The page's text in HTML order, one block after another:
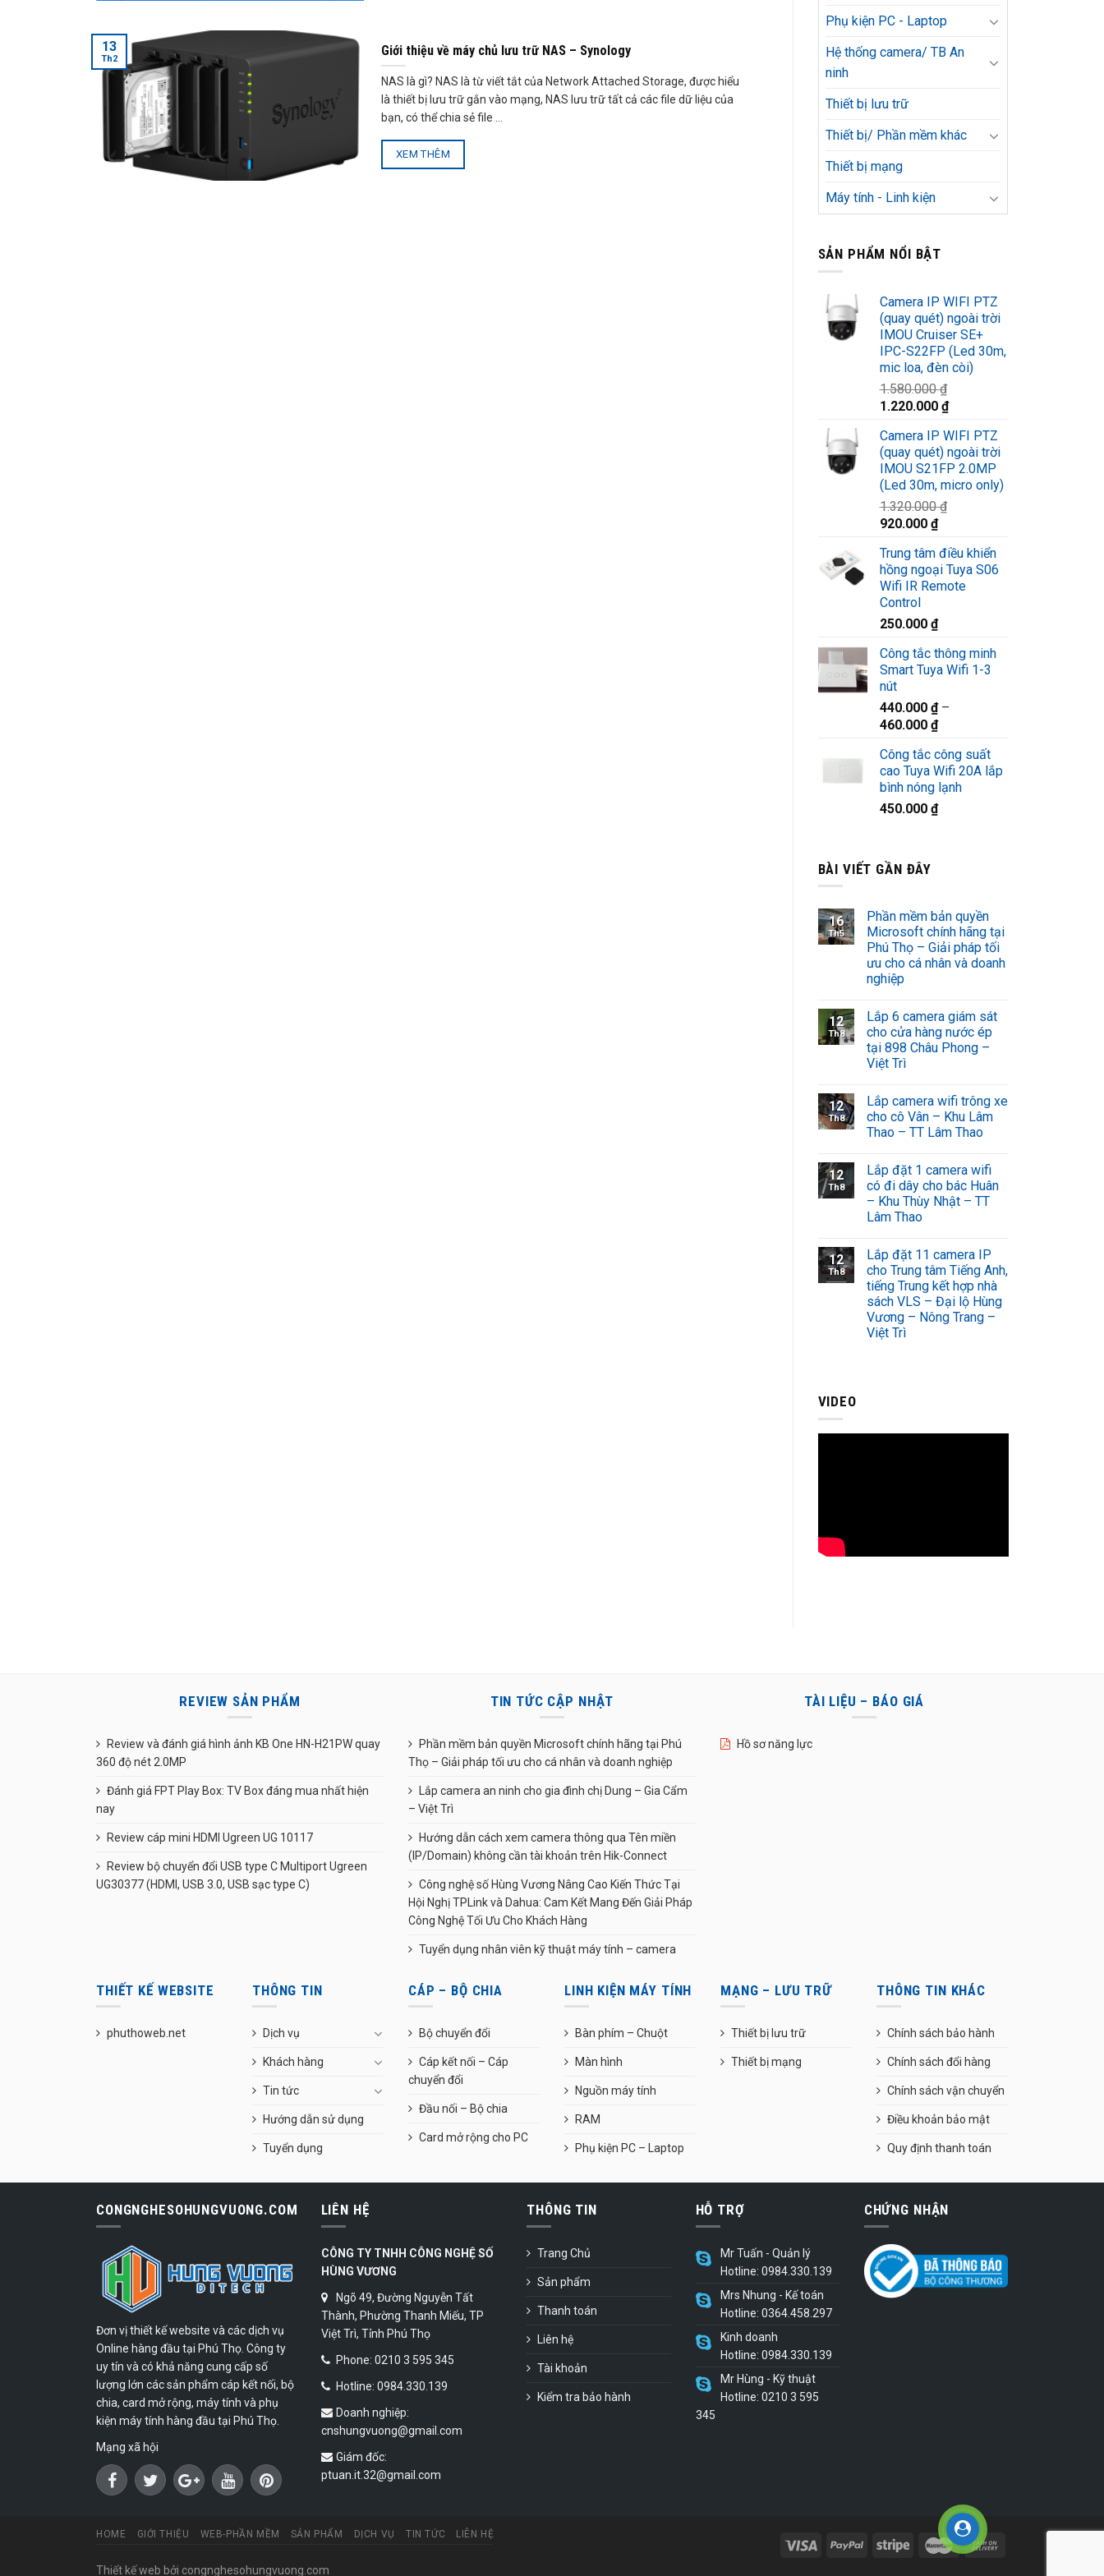
Giới thiệu về máy chủ lưu trữ NAS – Synology
NAS là gì? NAS là từ viết tắt của Network Attached Storage, được hiểu
là thiết bị lưu trữ gắn vào mạng, NAS lưu trữ tất cả các file dữ liệu của
bạn, có thể chia sẻ file ...
XEM THÊM
13
Th2
Phụ kiện PC - Laptop
Hệ thống camera/ TB An
ninh
Thiết bị lưu trữ
Thiết bị/ Phần mềm khác
Thiết bị mạng
Máy tính - Linh kiện
SẢN PHẨM NỔI BẬT
Camera IP WIFI PTZ
(quay quét) ngoài trời
IMOU Cruiser SE+
IPC-S22FP (Led 30m,
mic loa, đèn còi)
1.580.000₫
Giá
là:
1.580.000 ₫.
1.220.000 ₫Giá
tại
là:
1.220.000 ₫.
Camera IP WIFI PTZ
(quay quét) ngoài trời
IMOU S21FP 2.0MP
(Led 30m, micro only)
1.320.000₫
Giá
là:
1.320.000 ₫.
920.000 ₫Giá
tại
là:
920.000 ₫.
Trung tâm điều khiển
hồng ngoại Tuya S06
Wifi IR Remote
Control
250.000 ₫
Công tắc thông minh
Smart Tuya Wifi 1-3
nút
440.000 ₫–
460.000 ₫
Công tắc công suất
cao Tuya Wifi 20A lắp
bình nóng lạnh
450.000 ₫
BÀI VIẾT GẦN ĐÂY
16
Th5
Phần mềm bản quyền
Microsoft chính hãng tại
Phú Thọ – Giải pháp tối
ưu cho cá nhân và doanh
nghiệp
12
Th8
Lắp 6 camera giám sát
cho cửa hàng nước ép
tại 898 Châu Phong –
Việt Trì
12
Th8
Lắp camera wifi trông xe
cho cô Vân – Khu Lâm
Thao – TT Lâm Thao
12
Th8
Lắp đặt 1 camera wifi
có đi dây cho bác Huân
– Khu Thùy Nhật – TT
Lâm Thao
12
Th8
Lắp đặt 11 camera IP
cho Trung tâm Tiếng Anh,
tiếng Trung kết hợp nhà
sách VLS – Đại lộ Hùng
Vương – Nông Trang –
Việt Trì
VIDEO
REVIEW SẢN PHẨM
Review và đánh giá hình ảnh KB One HN-H21PW quay
360 độ nét 2.0MP
Đánh giá FPT Play Box: TV Box đáng mua nhất hiện
nay
Review cáp mini HDMI Ugreen UG 10117
Review bộ chuyển đổi USB type C Multiport Ugreen
UG30377 (HDMI, USB 3.0, USB sạc type C)
TIN TỨC CẬP NHẬT
Phần mềm bản quyền Microsoft chính hãng tại Phú
Thọ – Giải pháp tối ưu cho cá nhân và doanh nghiệp
Lắp camera an ninh cho gia đình chị Dung – Gia Cẩm
– Việt Trì
Hướng dẫn cách xem camera thông qua Tên miền
(IP/Domain) không cần tài khoản trên Hik-Connect
Công nghệ số Hùng Vương Nâng Cao Kiến Thức Tại
Hội Nghị TPLink và Dahua: Cam Kết Mang Đến Giải Pháp
Công Nghệ Tối Ưu Cho Khách Hàng
Tuyển dụng nhân viên kỹ thuật máy tính – camera
TÀI LIỆU – BÁO GIÁ
Hồ sơ năng lực
THIẾT KẾ WEBSITE
phuthoweb.net
THÔNG TIN
Dịch vụ
Khách hàng
Tin tức
Hướng dẫn sử dụng
Tuyển dụng
CÁP – BỘ CHIA
Bộ chuyển đổi
Cáp kết nối – Cáp
chuyển đổi
Đầu nối – Bộ chia
Card mở rộng cho PC
LINH KIỆN MÁY TÍNH
Bàn phím – Chuột
Màn hình
Nguồn máy tính
RAM
Phụ kiện PC – Laptop
MẠNG – LƯU TRỮ
Thiết bị lưu trữ
Thiết bị mạng
THÔNG TIN KHÁC
Chính sách bảo hành
Chính sách đổi hàng
Chính sách vận chuyển
Điều khoản bảo mật
Quy định thanh toán
CONGNGHESOHUNGVUONG.COM
Đơn vị thiết kế website và các dịch vụ
Online hàng đầu tại Phú Thọ. Công ty
uy tín và có khả năng cung cấp số
lượng lớn các sản phẩm cáp kết nối, bộ
chia, card mở rộng, máy tính và phụ
kiện máy tính hàng đầu tại Phú Thọ.
Mạng xã hội
LIÊN HỆ
CÔNG TY TNHH CÔNG NGHỆ SỐ
HÙNG VƯƠNG
Ngõ 49, Đường Nguyễn Tất
Thành, Phường Thanh Miếu, TP
Việt Trì, Tỉnh Phú Thọ
Phone: 0210 3 595 345
Hotline: 0984.330.139
Doanh nghiệp:
cnshungvuong@gmail.com
Giám đốc:
ptuan.it.32@gmail.com
THÔNG TIN
Trang Chủ
Sản phẩm
Thanh toán
Liên hệ
Tài khoản
Kiểm tra bảo hành
HỖ TRỢ
Mr Tuấn - Quản lý
Hotline: 0984.330.139
Mrs Nhung - Kế toán
Hotline: 0364.458.297
Kinh doanh
Hotline: 0984.330.139
Mr Hùng - Kỹ thuật
Hotline: 0210 3 595
345
CHỨNG NHẬN
HOME GIỚI THIỆU WEB-PHẦN MỀM SẢN PHẨM DỊCH VỤ TIN TỨC LIÊN HỆ
Thiết kế web bởi congnghesohungvuong.com